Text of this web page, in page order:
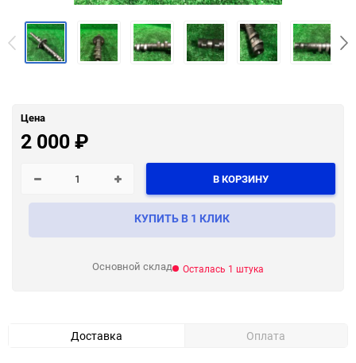
Цена
2 000₽
В КОРЗИНУ
КУПИТЬ В 1 КЛИК
Основной склад Осталась 1 штука
Доставка Оплата